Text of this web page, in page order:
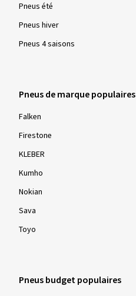
Pneus été
Pneus hiver
Pneus 4 saisons
Pneus de marque populaires
Falken
Firestone
KLEBER
Kumho
Nokian
Sava
Toyo
Pneus budget populaires